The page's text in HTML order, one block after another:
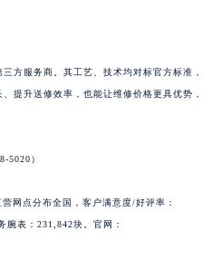
方服务商。其工艺、技术均对标官方标准，
提升送修效率，也能让维修价格更具优势，
5020）
网点分布全国，客户满意度/好评率：
腕表：231,842块。官网：